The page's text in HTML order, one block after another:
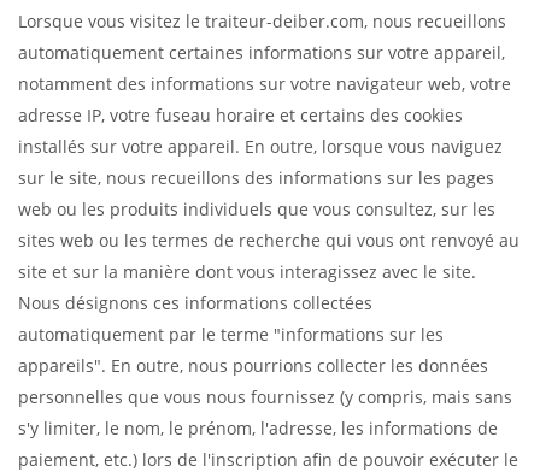
Lorsque vous visitez le traiteur-deiber.com, nous recueillons
automatiquement certaines informations sur votre appareil,
notamment des informations sur votre navigateur web, votre
adresse IP, votre fuseau horaire et certains des cookies
installés sur votre appareil. En outre, lorsque vous naviguez
sur le site, nous recueillons des informations sur les pages
web ou les produits individuels que vous consultez, sur les
sites web ou les termes de recherche qui vous ont renvoyé au
site et sur la manière dont vous interagissez avec le site.
Nous désignons ces informations collectées
automatiquement par le terme "informations sur les
appareils". En outre, nous pourrions collecter les données
personnelles que vous nous fournissez (y compris, mais sans
s'y limiter, le nom, le prénom, l'adresse, les informations de
paiement, etc.) lors de l'inscription afin de pouvoir exécuter le